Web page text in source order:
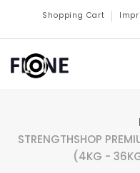
Shopping Cart
STRENGTHSHOP
(4KG -